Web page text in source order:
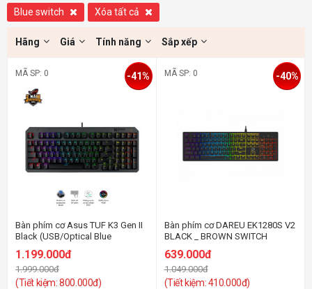
Blue switch Xóa tất cả
Hãng Giá Tính năng Sắp xếp
MÃ SP: 0
Bàn phím cơ Asus TUF K3 Gen II
Black (USB/Optical Blue
1.199.000đ
1.999.000đ
(Tiết kiệm: 800.000đ)
-41% MÃ SP: 0
Bàn phím cơ DAREU EK1280S V2
BLACK _ BROWN SWITCH
639.000đ
1.049.000đ
(Tiết kiệm: 410.000đ)
-40%